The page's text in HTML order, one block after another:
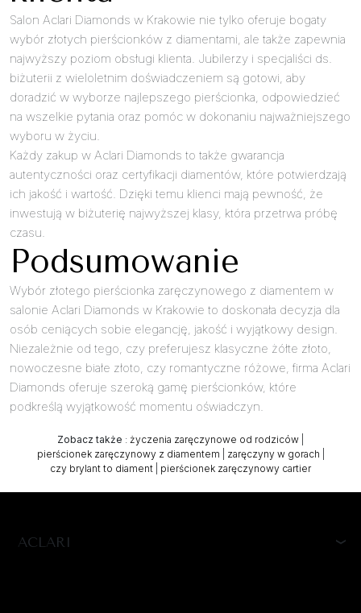
Salon Aclari Diamonds w Krakowie nie tylko oferuje bogaty
wybór złotych pierścionków z diamentami, ale także zapewnia
najwyższy poziom obsługi klienta. Jubilerzy i specjaliści ds.
biżuterii z wieloletnim doświadczeniem są gotowi, aby
doradzić w wyborze najlepszego pierścionka, odpowiedzieć
na wszelkie pytania oraz pomóc w dokonaniu najważniejszego
wyboru w życiu.
Każdy zakup w Aclari Diamonds to także gwarancja
autentyczności oraz certyfikacji diamentów, które potwierdzają
ich jakość i wartość. Dzięki temu klienci mają pewność, że
inwestują w biżuterię najwyższej klasy, która przetrwa próbę
czasu.
Podsumowanie
Wybór złotego pierścionka zaręczynowego z diamentem w
salonie Aclari Diamonds w Krakowie to doskonała decyzja dla
osób ceniących sobie elegancję, jakość i wyjątkowy design.
Niezależnie od tego, czy preferujesz klasyczne żółte złoto,
nowoczesne białe złoto, czy romantyczne różowe, firma Aclari
Diamonds oferuje szeroką gamę pierścionków, które
podkreślą wyjątkowość momentu oświadczyn.
Zobacz także : życzenia zaręczynowe od rodziców
pierścionek zaręczynowy z diamentem
zaręczyny w gorach
czy brylant to diament
pierścionek zaręczynowy cartier
ACLARI